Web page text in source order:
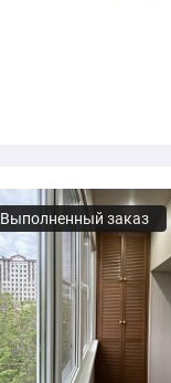
Выполненный заказ